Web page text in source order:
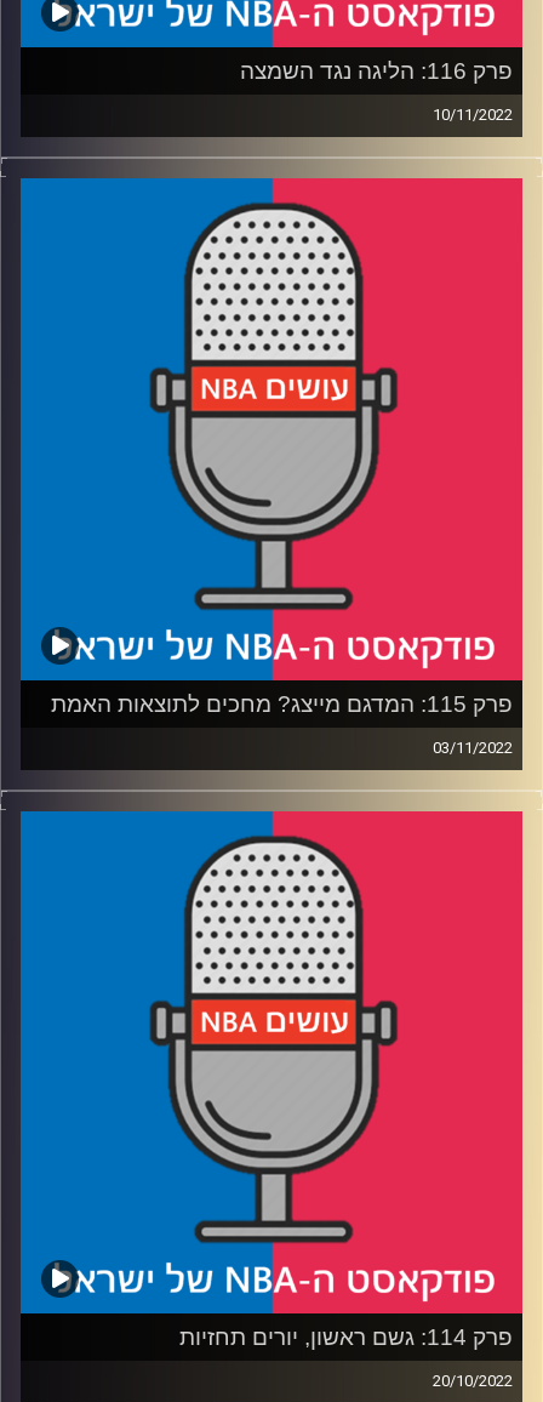
פרק 116: הליגה נגד השמצה
10/11/2022
פודקאסט האן.בי.איי עם ערן סורוקה, שרון דוידוביץ', משה
דוידוביץ' ועידן לוצקי.
רבע 2: באנקרו ומאת'ורין מטנקקים בכיף, ברוקלין מוכיחה
קרדיט תמונות:עידן לוצקי
פרק 115: המדגם מייצג? מחכים לתוצאות האמת
03/11/2022
פודקאסט האן.בי.איי עם ערן סורוקה, שרון דוידוביץ', משה
דוידוביץ' ועידן לוצקי.
רבע 1: ברוקלין נאטס מציגים – אנטישמי, כתם ושני הדקייסים
רבע 3: הבשורה המתוקה מיוטה, והאם שיי יכול לעשות זאת
רבע 4: המועמדים החדשים ל-MVP, ומי אשם בקרטועי
הפתיחה של דני אבדיה
עידן לוצקי
פרק 114: גשם ראשון, יורים תחזיות
20/10/2022